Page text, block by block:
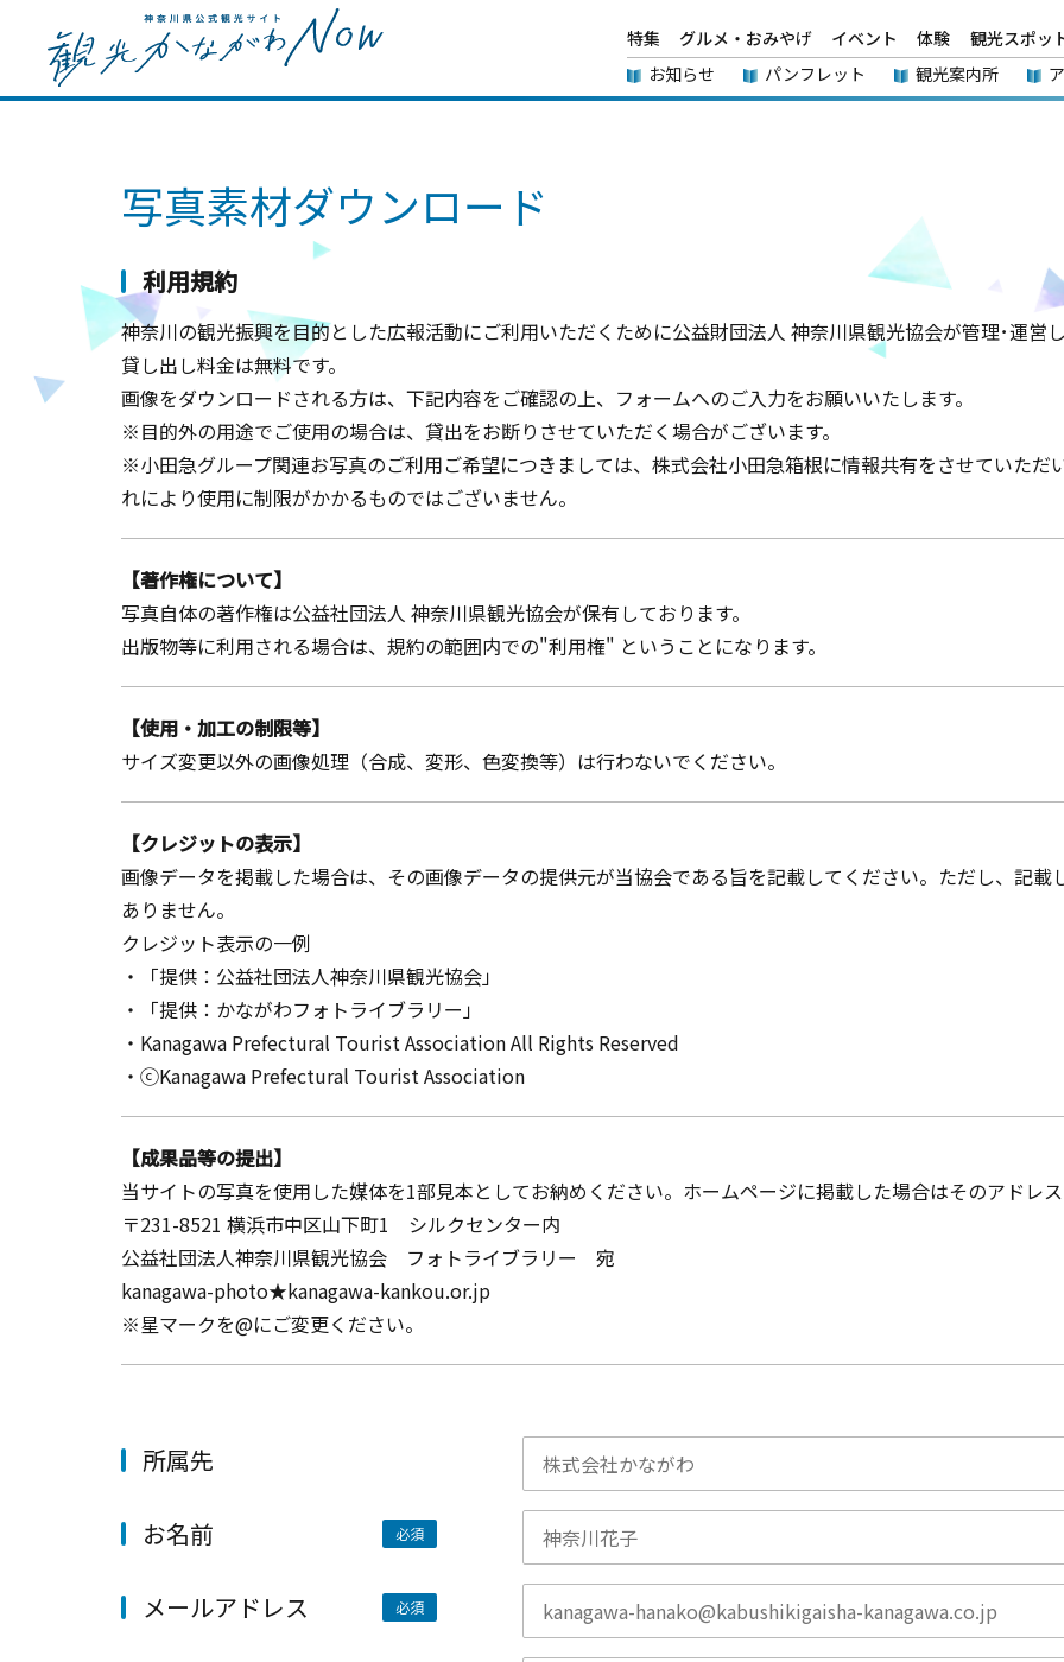
特集 グルメ・おみやげ イベント 体験 観光スポッ
お知らせ
パンフレット 観光案内所
写真素材ダウンロード
利用規約
神奈川の観光振興を目的とした広報活動にご利用いただくために公益財団法人 神奈川県観光協会が管理･運営し
貸し出し料金は無料です。
画像をダウンロードされる方は、下記内容をご確認の上、フォームへのご入力をお願いいたします。
※目的外の用途でご使用の場合は、貸出をお断りさせていただく場合がございます。
※小田急グループ関連お写真のご利用ご希望につきましては、株式会社小田急箱根に情報共有をさせていただ
れにより使用に制限がかかるものではございません。
【著作権について】
写真自体の著作権は公益社団法人 神奈川県観光協会が保有しております。
出版物等に利用される場合は、規約の範囲内での"利用権" ということになります。
【使用・加工の制限等】
サイズ変更以外の画像処理（合成、変形、色変換等）は行わないでください。
【クレジットの表示】
画像データを掲載した場合は、その画像データの提供元が当協会である旨を記載してください。ただし、記
ありません。
クレジット表示の一例
・「提供：公益社団法人神奈川県観光協会」
・「提供：かながわフォトライブラリー」
・Kanagawa Prefectural Tourist Association All Rights Reserved
・ⓒKanagawa Prefectural Tourist Association
【成果品等の提出】
当サイトの写真を使用した媒体を1部見本としてお納めください。ホームページに掲載した場合はそのアドレス
〒231-8521 横浜市中区山下町1 シルクセンター内
公益社団法人神奈川県観光協会 フォトライブラリー 宛
kanagawa-photo★kanagawa-kankou.or.jp
※星マークを@にご変更ください。
所属先
お名前
メールアドレス